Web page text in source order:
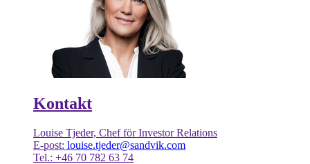
Kontakt
Louise Tjeder, Chef för Investor Relations
E-post: louise.tjeder@sandvik.com
Tel.: +46 70 782 63 74